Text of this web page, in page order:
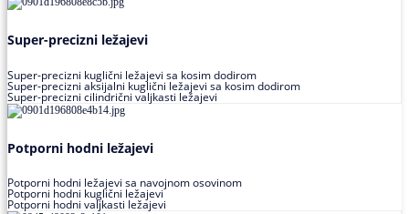
Super-precizni ležajevi
Super-precizni kuglični ležajevi sa kosim dodirom
Super-precizni aksijalni kuglični ležajevi sa kosim dodirom
Super-precizni cilindrični valjkasti ležajevi
Potporni hodni ležajevi
Potporni hodni ležajevi sa navojnom osovinom
Potporni hodni kuglični ležajevi
Potporni hodni valjkasti ležajevi